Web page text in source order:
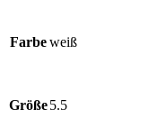
Farbeweiß
Größe5.5